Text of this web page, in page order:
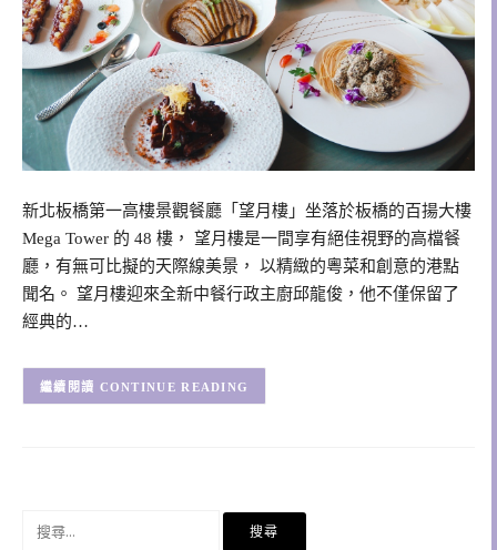
新北板橋第一高樓景觀餐廳「望月樓」坐落於板橋的百揚大樓
Mega Tower 的 48 樓， 望月樓是一間享有絕佳視野的高檔餐
廳，有無可比擬的天際線美景， 以精緻的粵菜和創意的港點
聞名。 望月樓迎來全新中餐行政主廚邱龍俊，他不僅保留了
經典的…
CONTINUE READING